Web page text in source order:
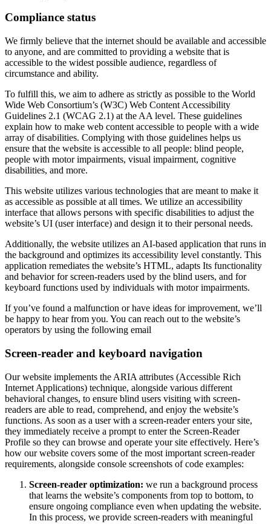
Compliance status
We firmly believe that the internet should be available and accessible
to anyone, and are committed to providing a website that is
accessible to the widest possible audience, regardless of
circumstance and ability.
To fulfill this, we aim to adhere as strictly as possible to the World
Wide Web Consortium’s (W3C) Web Content Accessibility
Guidelines 2.1 (WCAG 2.1) at the AA level. These guidelines
explain how to make web content accessible to people with a wide
array of disabilities. Complying with those guidelines helps us
ensure that the website is accessible to all people: blind people,
people with motor impairments, visual impairment, cognitive
disabilities, and more.
This website utilizes various technologies that are meant to make it
as accessible as possible at all times. We utilize an accessibility
interface that allows persons with specific disabilities to adjust the
website’s UI (user interface) and design it to their personal needs.
Additionally, the website utilizes an AI-based application that runs in
the background and optimizes its accessibility level constantly. This
application remediates the website’s HTML, adapts Its functionality
and behavior for screen-readers used by the blind users, and for
keyboard functions used by individuals with motor impairments.
If you’ve found a malfunction or have ideas for improvement, we’ll
be happy to hear from you. You can reach out to the website’s
operators by using the following email
Screen-reader and keyboard navigation
Our website implements the ARIA attributes (Accessible Rich
Internet Applications) technique, alongside various different
behavioral changes, to ensure blind users visiting with screen-
readers are able to read, comprehend, and enjoy the website’s
functions. As soon as a user with a screen-reader enters your site,
they immediately receive a prompt to enter the Screen-Reader
Profile so they can browse and operate your site effectively. Here’s
how our website covers some of the most important screen-reader
requirements, alongside console screenshots of code examples:
Screen-reader optimization: we run a background process
that learns the website’s components from top to bottom, to
ensure ongoing compliance even when updating the website.
In this process, we provide screen-readers with meaningful